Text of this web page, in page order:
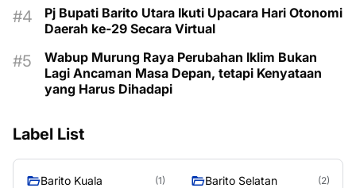
Pj Bupati Barito Utara Ikuti Upacara Hari Otonomi
Daerah ke-29 Secara Virtual
Wabup Murung Raya Perubahan Iklim Bukan
Lagi Ancaman Masa Depan, tetapi Kenyataan
yang Harus Dihadapi
Label List
Barito Kuala (1) Barito Selatan (2)